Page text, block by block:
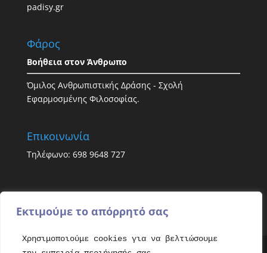
Εκτιμούμε το απόρρητό σας
Χρησιμοποιούμε cookies για να βελτιώσουμε
padisy.gr
Φάρος
Βοήθεια στον Άνθρωπο
Όμιλος Ανθρωπιστικής Δράσης - Σχολή
Εφαρμοσμένης Φιλοσοφίας.
Επικοινωνία
Τηλέφωνο: 698 9648 727